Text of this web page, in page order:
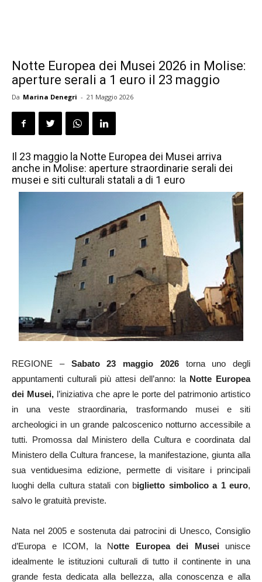
Notte Europea dei Musei 2026 in Molise:
aperture serali a 1 euro il 23 maggio
Da Marina Denegri - 21 Maggio 2026
Il 23 maggio la Notte Europea dei Musei arriva
anche in Molise: aperture straordinarie serali dei
musei e siti culturali statali a di 1 euro
REGIONE – Sabato 23 maggio 2026torna uno degli
appuntamenti culturali più attesi dell’anno: la Notte Europea
dei Musei,l’iniziativa che apre le porte del patrimonio artistico
in una veste straordinaria, trasformando musei e siti
archeologici in un grande palcoscenico notturno accessibile a
tutti. Promossa dal Ministero della Cultura e coordinata dal
Ministero della Cultura francese, la manifestazione, giunta alla
sua ventiduesima edizione, permette di visitare i principali
luoghi della cultura statali con biglietto simbolico a 1 euro,
salvo le gratuità previste.
Nata nel 2005 e sostenuta dai patrocini di Unesco, Consiglio
d’Europa e ICOM, la Notte Europea dei Museiunisce
idealmente le istituzioni culturali di tutto il continente in una
grande festa dedicata alla bellezza, alla conoscenza e alla